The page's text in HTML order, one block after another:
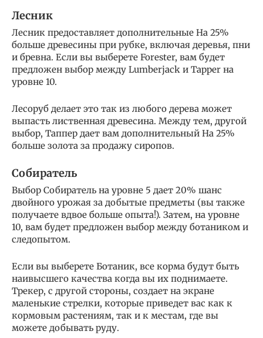
Лесник
Лесник предоставляет дополнительные На 25%
больше древесины при рубке, включая деревья, пни
и бревна. Если вы выберете Forester, вам будет
предложен выбор между Lumberjack и Tapper на
уровне 10.
Лесоруб делает это так из любого дерева может
выпасть лиственная древесина. Между тем, другой
выбор, Таппер дает вам дополнительный На 25%
больше золота за продажу сиропов.
Собиратель
Выбор Собиратель на уровне 5 дает 20% шанс
двойного урожая за добытые предметы (вы также
получаете вдвое больше опыта!). Затем, на уровне
10, вам будет предложен выбор между ботаником и
следопытом.
Если вы выберете Ботаник, все корма будут быть
наивысшего качества когда вы их поднимаете.
Трекер, с другой стороны, создает на экране
маленькие стрелки, которые приведет вас как к
кормовым растениям, так и к местам, где вы
можете добывать руду.